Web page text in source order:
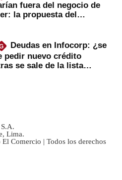
fuera del negocio de
la propuesta del
Deudas en Infocorp: ¿se
pedir nuevo crédito
se sale de la lista
Lima.
Comercio | Todos los derechos